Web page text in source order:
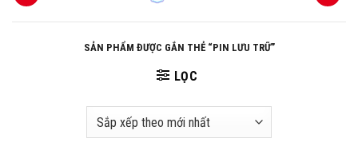
dung
SẢN PHẨM ĐƯỢC GẮN THẺ “PIN LƯU TRỮ”
LỌC